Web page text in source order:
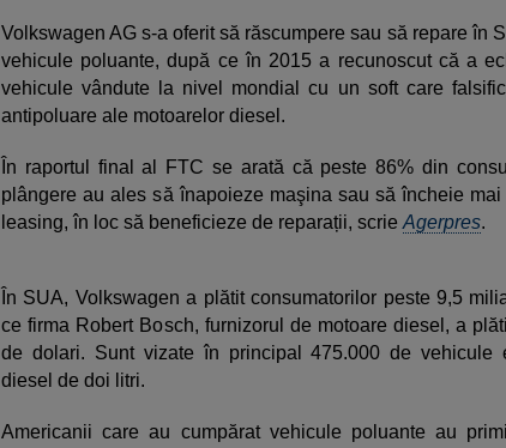
Volkswagen AG s-a oferit să răscumpere sau să repare în
vehicule poluante, după ce în 2015 a recunoscut că a
vehicule vândute la nivel mondial cu un soft care
antipoluare ale motoarelor diesel.
În raportul final al FTC se arată că peste 86% din
plângere au ales să înapoieze maşina sau să încheie
leasing, în loc să beneficieze de reparații, scrie Agerpres.
În SUA, Volkswagen a plătit consumatorilor peste 9,5
ce firma Robert Bosch, furnizorul de motoare diesel, a
de dolari. Sunt vizate în principal 475.000 de vehicule
diesel de doi litri.
Americanii care au cumpărat vehicule poluante au